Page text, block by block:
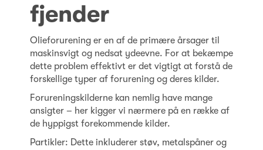
fjender
Olieforurening er en af de primære årsager til
maskinsvigt og nedsat ydeevne. For at bekæmpe
dette problem effektivt er det vigtigt at forstå de
forskellige typer af forurening og deres kilder.
Forureningskilderne kan nemlig have mange
ansigter – her kigger vi nærmere på en række af
de hyppigst forekommende kilder.
Partikler: Dette inkluderer støv, metalspåner og